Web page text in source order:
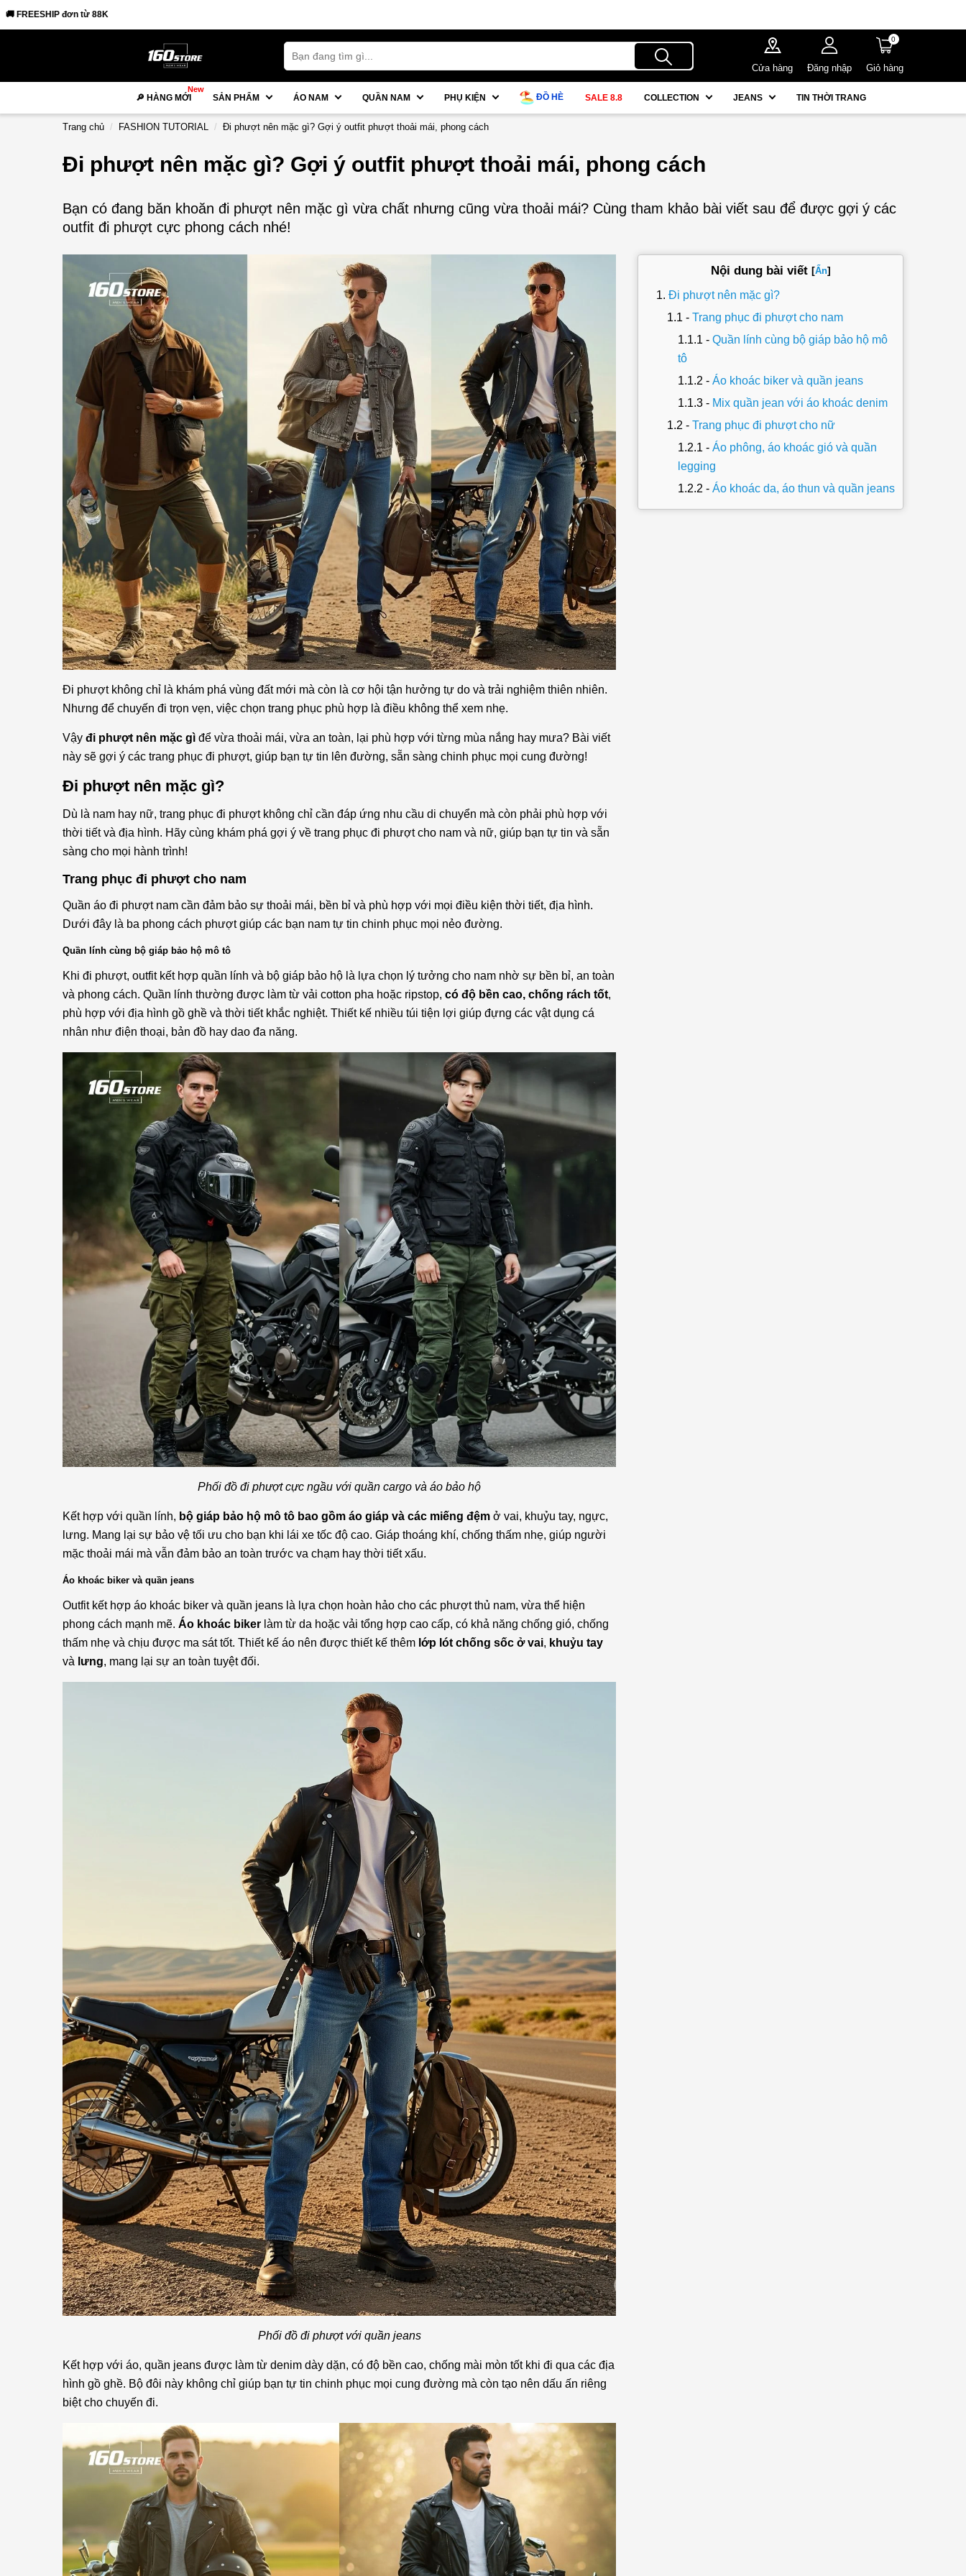
Cửa hàng Đăng nhập
0
Giỏ hàng
🔎 HÀNG MỚI
New
SẢN PHẨM ÁO NAM QUẦN NAM PHỤ KIỆN ĐỒ HÈ SALE 8.8 COLLECTION JEANS TIN THỜI TRANG
Trang chủ FASHION TUTORIAL Đi phượt nên mặc gì? Gợi ý outfit phượt thoải mái, phong cách
Đi phượt nên mặc gì? Gợi ý outfit phượt thoải mái, phong cách
Bạn có đang băn khoăn đi phượt nên mặc gì vừa chất nhưng cũng vừa thoải mái? Cùng tham khảo bài viết sau để được gợi ý các
outfit đi phượt cực phong cách nhé!
Đi phượt không chỉ là khám phá vùng đất mới mà còn là cơ hội tận hưởng tự do và trải nghiệm thiên nhiên.
Nhưng để chuyến đi trọn vẹn, việc chọn trang phục phù hợp là điều không thể xem nhẹ.
Vậy đi phượt nên mặc gì để vừa thoải mái, vừa an toàn, lại phù hợp với từng mùa nắng hay mưa? Bài viết
này sẽ gợi ý các trang phục đi phượt, giúp bạn tự tin lên đường, sẵn sàng chinh phục mọi cung đường!
Đi phượt nên mặc gì?
Dù là nam hay nữ, trang phục đi phượt không chỉ cần đáp ứng nhu cầu di chuyển mà còn phải phù hợp với
thời tiết và địa hình. Hãy cùng khám phá gợi ý về trang phục đi phượt cho nam và nữ, giúp bạn tự tin và sẵn
sàng cho mọi hành trình!
Trang phục đi phượt cho nam
Quần áo đi phượt nam cần đảm bảo sự thoải mái, bền bỉ và phù hợp với mọi điều kiện thời tiết, địa hình.
Dưới đây là ba phong cách phượt giúp các bạn nam tự tin chinh phục mọi nẻo đường.
Quần lính cùng bộ giáp bảo hộ mô tô
Khi đi phượt, outfit kết hợp quần lính và bộ giáp bảo hộ là lựa chọn lý tưởng cho nam nhờ sự bền bỉ, an toàn
và phong cách. Quần lính thường được làm từ vải cotton pha hoặc ripstop, có độ bền cao, chống rách tốt,
phù hợp với địa hình gồ ghề và thời tiết khắc nghiệt. Thiết kế nhiều túi tiện lợi giúp đựng các vật dụng cá
nhân như điện thoại, bản đồ hay dao đa năng.
Phối đồ đi phượt cực ngầu với quần cargo và áo bảo hộ
Kết hợp với quần lính, bộ giáp bảo hộ mô tô bao gồm áo giáp và các miếng đệm ở vai, khuỷu tay, ngực,
lưng. Mang lại sự bảo vệ tối ưu cho bạn khi lái xe tốc độ cao. Giáp thoáng khí, chống thấm nhẹ, giúp người
mặc thoải mái mà vẫn đảm bảo an toàn trước va chạm hay thời tiết xấu.
Áo khoác biker và quần jeans
Outfit kết hợp áo khoác biker và quần jeans là lựa chọn hoàn hảo cho các phượt thủ nam, vừa thể hiện
phong cách mạnh mẽ. Áo khoác biker làm từ da hoặc vải tổng hợp cao cấp, có khả năng chống gió, chống
thấm nhẹ và chịu được ma sát tốt. Thiết kế áo nên được thiết kế thêm lớp lót chống sốc ở vai, khuỷu tay
và lưng, mang lại sự an toàn tuyệt đối.
Phối đồ đi phượt với quần jeans
Kết hợp với áo, quần jeans được làm từ denim dày dặn, có độ bền cao, chống mài mòn tốt khi đi qua các địa
hình gồ ghề. Bộ đôi này không chỉ giúp bạn tự tin chinh phục mọi cung đường mà còn tạo nên dấu ấn riêng
biệt cho chuyến đi.
Nội dung bài viết [Ẩn]
Đi phượt nên mặc gì?
Trang phục đi phượt cho nam
Quần lính cùng bộ giáp bảo hộ mô
tô
Áo khoác biker và quần jeans
Mix quần jean với áo khoác denim
Trang phục đi phượt cho nữ
Áo phông, áo khoác gió và quần
legging
Áo khoác da, áo thun và quần jeans
Áo sweater, chân váy dài và giày